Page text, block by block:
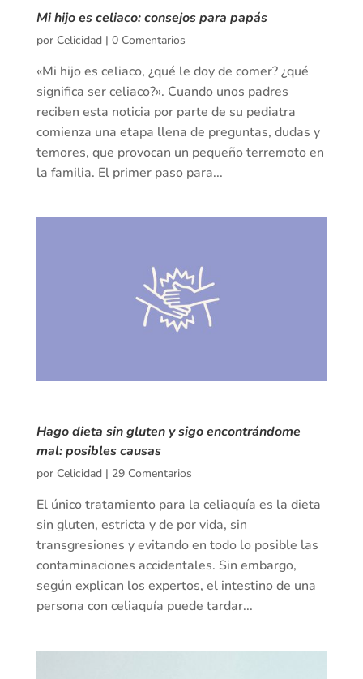
Mi hijo es celiaco: consejos para papás
por Celicidad| 0 Comentarios
«Mi hijo es celiaco, ¿qué le doy de comer? ¿qué
significa ser celiaco?». Cuando unos padres
reciben esta noticia por parte de su pediatra
comienza una etapa llena de preguntas, dudas y
temores, que provocan un pequeño terremoto en
la familia. El primer paso para...
Hago dieta sin gluten y sigo encontrándome
mal: posibles causas
por Celicidad| 29 Comentarios
El único tratamiento para la celiaquía es la dieta
sin gluten, estricta y de por vida, sin
transgresiones y evitando en todo lo posible las
contaminaciones accidentales. Sin embargo,
según explican los expertos, el intestino de una
persona con celiaquía puede tardar...